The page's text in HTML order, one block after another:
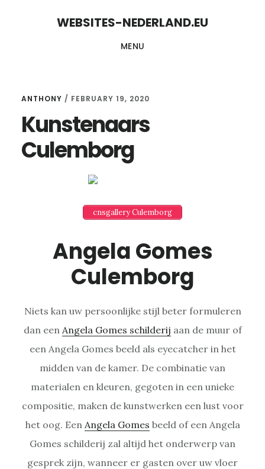
WEBSITES-NEDERLAND.EU
MENU
ANTHONY / FEBRUARY 19, 2020
Kunstenaars
Culemborg
cnsgallery Culemborg
Angela Gomes
Culemborg
Niets kan uw persoonlijke stijl beter formuleren
dan een Angela Gomes schilderij aan de muur of
een Angela Gomes beeld als eyecatcher in het
midden van de kamer. De combinatie van
materialen en kleuren, gegoten in een unieke
compositie, maken de kunstwerken een lust voor
het oog. Een Angela Gomes beeld of een Angela
Gomes schilderij zal altijd het onderwerp van
gesprek zijn, wanneer er gasten over uw vloer